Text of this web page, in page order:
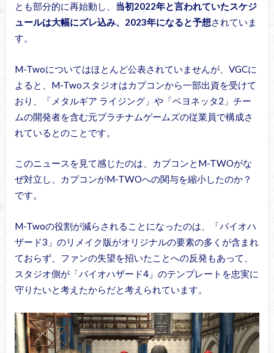
とも部分的に再始動し、 当初2022年と言われていたスケジ
ュールは大幅にズレ込み、2023年になると予想されていま
す。
M-Twoについてはほとんど公表されていませんが、VGCに
よると、M-Twoスタジオはカプコンから一部出資を受けて
おり、「メタルギア ライジング」や「ベヨネッタ2」チー
ムの開発者を含む元プラチナムゲームズの従業員で構成さ
れているとのことです。
このニュースを見て感じたのは、カプコンとM-TWOがな
ぜ対立し、カプコンがM-TWOへの関与を縮小したのか？
です。
M-Twoの役割が減らされることになったのは、「バイオハ
ザード3」のリメイク版がオリジナルの要素の多くが含まれ
ておらず、ファンの失望を招いたことへの反発もあって、
スタジオ側が「バイオハザード4」のテンプレートを忠実に
守りたいと考えたからだと考えられています。